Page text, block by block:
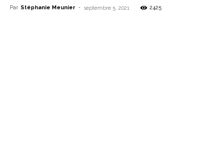
Par Stéphanie Meunier - septembre 5, 2021 2425